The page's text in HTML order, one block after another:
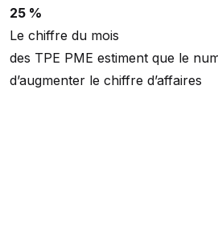
25 %
Le chiffre du mois
des TPE PME estiment que le
d’augmenter le chiffre d’affaires